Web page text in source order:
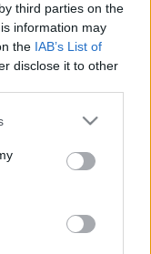
third parties on the
information may
the IAB’s List of
disclose it to other
or more Google
You may click to
party tags to
in below Google
su Monte
per Roma
la morte